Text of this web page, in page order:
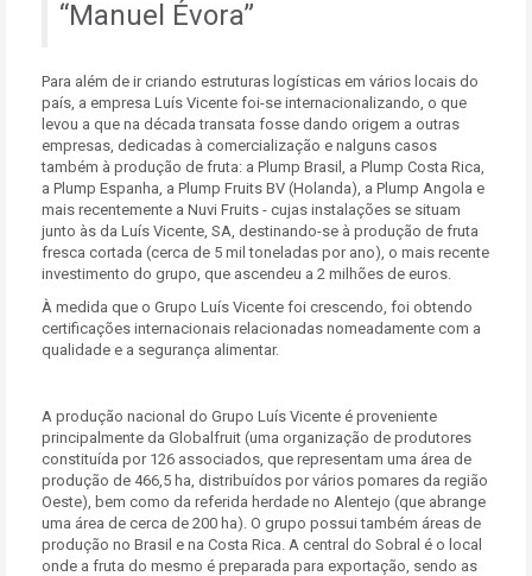
Manuel Évora
Para além de ir criando estruturas logísticas em vários locais do
país, a empresa Luís Vicente foi-se internacionalizando, o que
levou a que na década transata fosse dando origem a outras
empresas, dedicadas à comercialização e nalguns casos
também à produção de fruta: a Plump Brasil, a Plump Costa Rica,
a Plump Espanha, a Plump Fruits BV (Holanda), a Plump Angola e
mais recentemente a Nuvi Fruits - cujas instalações se situam
junto às da Luís Vicente, SA, destinando-se à produção de fruta
fresca cortada (cerca de 5 mil toneladas por ano), o mais recente
investimento do grupo, que ascendeu a 2 milhões de euros.
À medida que o Grupo Luís Vicente foi crescendo, foi obtendo
certificações internacionais relacionadas nomeadamente com a
qualidade e a segurança alimentar.
A produção nacional do Grupo Luís Vicente é proveniente
principalmente da Globalfruit (uma organização de produtores
constituída por 126 associados, que representam uma área de
produção de 466,5 ha, distribuídos por vários pomares da região
Oeste), bem como da referida herdade no Alentejo (que abrange
uma área de cerca de 200 ha). O grupo possui também áreas de
produção no Brasil e na Costa Rica. A central do Sobral é o local
onde a fruta do mesmo é preparada para exportação, sendo as